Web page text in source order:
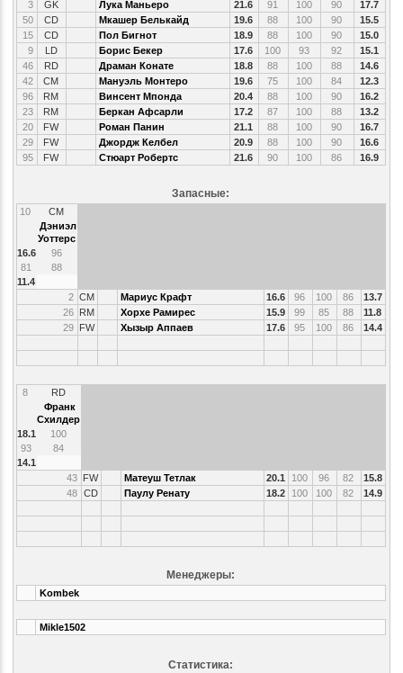
3
GK Лука Маньеро 21.6 91 100 90
17.7
50
CD Мкашер Белькайд 19.6 88 100 90
15.5
15
CD Пол Бигнот 18.9 88 100 90
15.0
9
LD Борис Бекер 17.6 100 93 92
15.1
46
RD Драман Конате 18.8 88 100 88
14.6
42
CM Мануэль Монтеро 19.6 75 100 84
12.3
96
RM Винсент Мпонда 20.4 88 100 90
16.2
23
RM Беркан Афсарли 17.2 87 100 88
13.2
20
FW Роман Панин 21.1 88 100 90
16.7
29
FW Джордж Келбел 20.9 88 100 90
16.6
95
FW Стюарт Робертс 21.6 90 100 86 16.9
Запасные:
10
CM
Дэниэл
Уоттерс
16.6
96
81
88
11.4
2 CM Мариус Крафт 16.6 96 100 86
13.7
26 RM Хорхе Рамирес 15.9 99 85 88
11.8
29 FW Хызыр Аппаев 17.6 95 100 86 14.4
8
RD
Франк
Схилдер
18.1
100
93
84
14.1
43 FW Матеуш Тетлак 20.1 100 96 82
15.8
48 CD Паулу Ренату 18.2 100 100 82 14.9
Менеджеры:
Kombek
Mikle1502
Статистика: